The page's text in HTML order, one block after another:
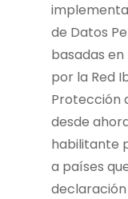
de Datos
basadas
por la Red
Protección
desde
habilitante
a países
declaración